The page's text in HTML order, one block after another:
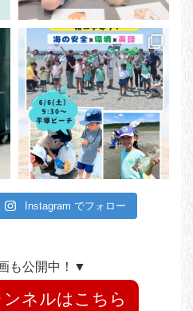
Instagram でフォロー
も公開中！▼
ネルはこちら